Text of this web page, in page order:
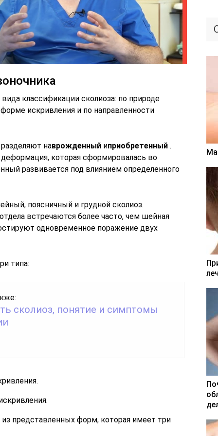
классификации сколиоза: по природе
искривления и по направленности
наврожденный иприобретенный .
которая сформировалась во
развивается под влиянием определенного
поясничный и грудной сколиоз.
встречаются более часто, чем шейная
одновременное поражение двух
типа:
сколиоз, понятие и симптомы
представленных форм, которая имеет три